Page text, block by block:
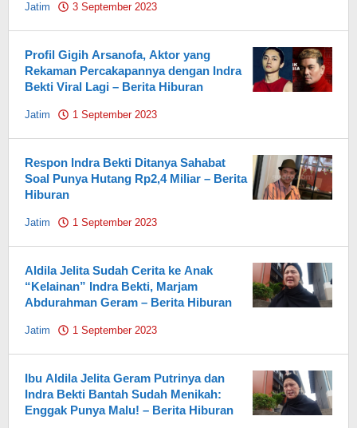
Jatim 3 September 2023
Profil Gigih Arsanofa, Aktor yang
Rekaman Percakapannya dengan Indra
Bekti Viral Lagi – Berita Hiburan
Jatim 1 September 2023
Respon Indra Bekti Ditanya Sahabat
Soal Punya Hutang Rp2,4 Miliar – Berita
Hiburan
Jatim 1 September 2023
Aldila Jelita Sudah Cerita ke Anak
“Kelainan” Indra Bekti, Marjam
Abdurahman Geram – Berita Hiburan
Jatim 1 September 2023
Ibu Aldila Jelita Geram Putrinya dan
Indra Bekti Bantah Sudah Menikah:
Enggak Punya Malu! – Berita Hiburan